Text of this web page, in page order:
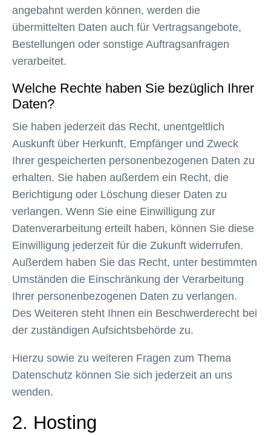
angebahnt werden können, werden die
übermittelten Daten auch für Vertragsangebote,
Bestellungen oder sonstige Auftragsanfragen
verarbeitet.
Welche Rechte haben Sie bezüglich Ihrer
Daten?
Sie haben jederzeit das Recht, unentgeltlich
Auskunft über Herkunft, Empfänger und Zweck
Ihrer gespeicherten personenbezogenen Daten zu
erhalten. Sie haben außerdem ein Recht, die
Berichtigung oder Löschung dieser Daten zu
verlangen. Wenn Sie eine Einwilligung zur
Datenverarbeitung erteilt haben, können Sie diese
Einwilligung jederzeit für die Zukunft widerrufen.
Außerdem haben Sie das Recht, unter bestimmten
Umständen die Einschränkung der Verarbeitung
Ihrer personenbezogenen Daten zu verlangen.
Des Weiteren steht Ihnen ein Beschwerderecht bei
der zuständigen Aufsichtsbehörde zu.
Hierzu sowie zu weiteren Fragen zum Thema
Datenschutz können Sie sich jederzeit an uns
wenden.
2. Hosting